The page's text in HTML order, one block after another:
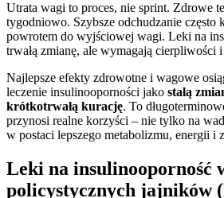
Utrata wagi to proces, nie sprint. Zdrowe
tygodniowo. Szybsze odchudzanie często
powrotem do wyjściowej wagi. Leki na
trwałą zmianę, ale wymagają cierpliwości
Najlepsze efekty zdrowotne i wagowe
leczenie insulinooporności jako stałą
krótkotrwałą kurację. To
przynosi realne korzyści – nie tylko na
w postaci lepszego metabolizmu, energii i
Leki na insulinooporność
policystycznych jajników